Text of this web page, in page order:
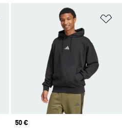
Ajouter à la Liste de produits
Prix
50 €